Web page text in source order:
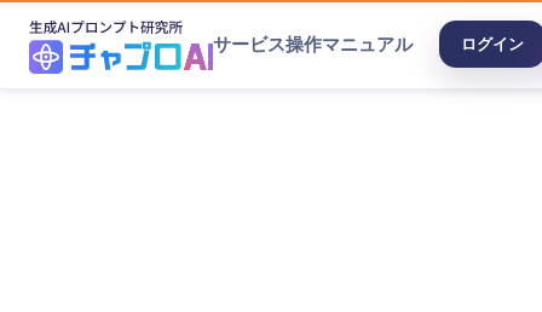
サービス操作マニュアル ログイン